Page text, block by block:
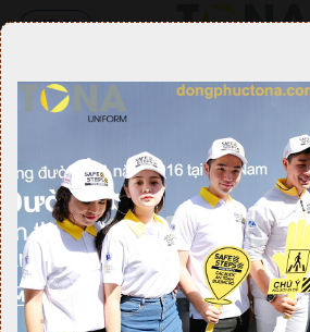
MENU
Mẫu đồng phục trường THPT Võ
Trường THPT Võ Văn Kiệtlà một
trung học phổ thông nổi tiếng và
thành phố Hồ Chí Minh. Trường
danh tướng Võ Văn Kiệt – người đã
quan trọng trong lịch sử Việt Nam.